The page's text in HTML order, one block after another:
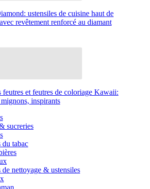
ustensiles de cuisine haut de
revêtement renforcé au diamant
feutres et feutres de coloriage Kawaii:
inspirants
sucreries
du tabac
de nettoyage & ustensiles